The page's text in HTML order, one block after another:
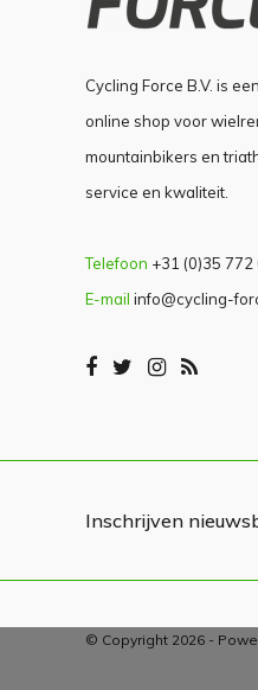
Cycling Force B.V. is
online shop voor
mountainbikers en
service en kwaliteit.
Telefoon +31 (0)35 772
E-mail info@cycling-
Inschrijven
© Copyright 2026 -